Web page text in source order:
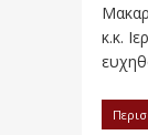
κ.κ.